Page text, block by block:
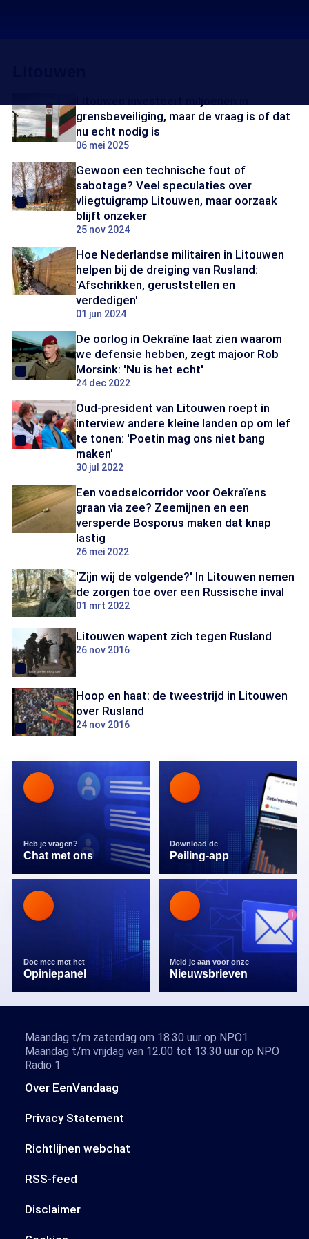
grensbeveiliging, maar de vraag is of dat
nu echt nodig is
06 mei 2025
Gewoon een technische fout of
sabotage? Veel speculaties over
vliegtuigramp Litouwen, maar oorzaak
blijft onzeker
25 nov 2024
Hoe Nederlandse militairen in Litouwen
helpen bij de dreiging van Rusland:
'Afschrikken, geruststellen en
verdedigen'
01 jun 2024
De oorlog in Oekraïne laat zien waarom
we defensie hebben, zegt majoor Rob
Morsink: 'Nu is het echt'
24 dec 2022
Oud-president van Litouwen roept in
interview andere kleine landen op om lef
te tonen: 'Poetin mag ons niet bang
maken'
30 jul 2022
Een voedselcorridor voor Oekraïens
graan via zee? Zeemijnen en een
versperde Bosporus maken dat knap
lastig
26 mei 2022
'Zijn wij de volgende?' In Litouwen nemen
de zorgen toe over een Russische inval
01 mrt 2022
Litouwen wapent zich tegen Rusland
26 nov 2016
Hoop en haat: de tweestrijd in Litouwen
over Rusland
24 nov 2016
Heb je vragen?
Chat met ons
Download de
Peiling-app
Doe mee met het
Opiniepanel
Meld je aan voor onze
Nieuwsbrieven
Over EenVandaag
Privacy Statement
Richtlijnen webchat
RSS-feed
Disclaimer
Maandag t/m zaterdag om 18.30 uur op NPO1
Maandag t/m vrijdag van 12.00 tot 13.30 uur op NPO
Radio 1